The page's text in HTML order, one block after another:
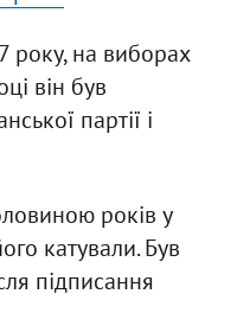
року, на виборах
він був
партії і
років у
катували. Був
підписання